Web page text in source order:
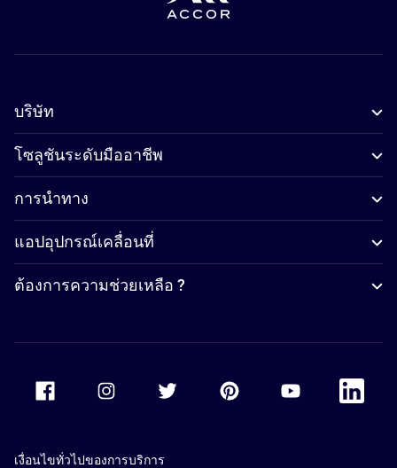
บริษัท
โซลูชันระดับมืออาชีพ
การนำทาง
แอปอุปกรณ์เคลื่อนที่
ต้องการความช่วยเหลือ ?
Accor Youtube
Accor
เงื่อนไขทั่วไปของการบริการ